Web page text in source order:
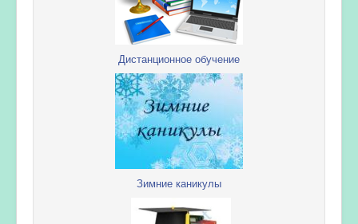
Дистанционное обучение
Зимние каникулы